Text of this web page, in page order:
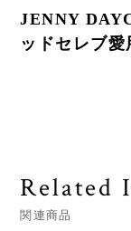
JENNY
ッドセレブ
Related
関連商品